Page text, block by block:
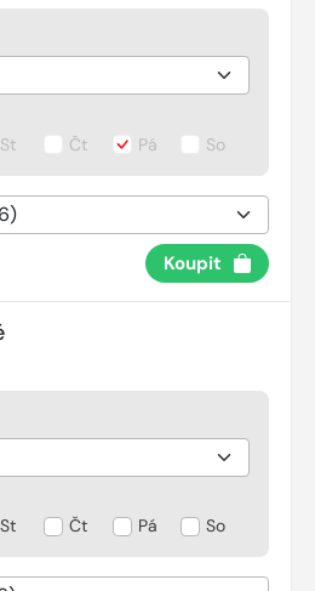
St Čt Pá So
Koupit
St Čt Pá So